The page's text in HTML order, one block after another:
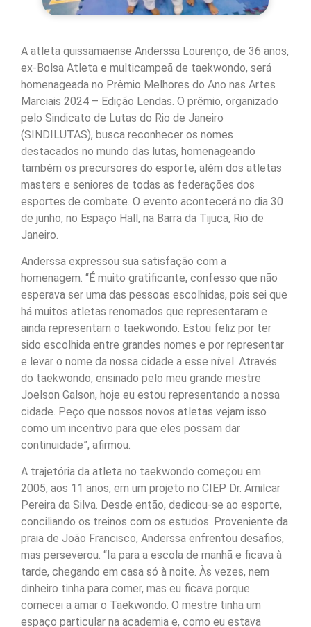
A atleta quissamaense Anderssa Lourenço, de 36 anos,
ex-Bolsa Atleta e multicampeã de taekwondo, será
homenageada no Prêmio Melhores do Ano nas Artes
Marciais 2024 – Edição Lendas. O prêmio, organizado
pelo Sindicato de Lutas do Rio de Janeiro
(SINDILUTAS), busca reconhecer os nomes
destacados no mundo das lutas, homenageando
também os precursores do esporte, além dos atletas
masters e seniores de todas as federações dos
esportes de combate. O evento acontecerá no dia 30
de junho, no Espaço Hall, na Barra da Tijuca, Rio de
Janeiro.
Anderssa expressou sua satisfação com a
homenagem. “É muito gratificante, confesso que não
esperava ser uma das pessoas escolhidas, pois sei que
há muitos atletas renomados que representaram e
ainda representam o taekwondo. Estou feliz por ter
sido escolhida entre grandes nomes e por representar
e levar o nome da nossa cidade a esse nível. Através
do taekwondo, ensinado pelo meu grande mestre
Joelson Galson, hoje eu estou representando a nossa
cidade. Peço que nossos novos atletas vejam isso
como um incentivo para que eles possam dar
continuidade”, afirmou.
A trajetória da atleta no taekwondo começou em
2005, aos 11 anos, em um projeto no CIEP Dr. Amilcar
Pereira da Silva. Desde então, dedicou-se ao esporte,
conciliando os treinos com os estudos. Proveniente da
praia de João Francisco, Anderssa enfrentou desafios,
mas perseverou. “Ia para a escola de manhã e ficava à
tarde, chegando em casa só à noite. Às vezes, nem
dinheiro tinha para comer, mas eu ficava porque
comecei a amar o Taekwondo. O mestre tinha um
espaço particular na academia e, como eu estava